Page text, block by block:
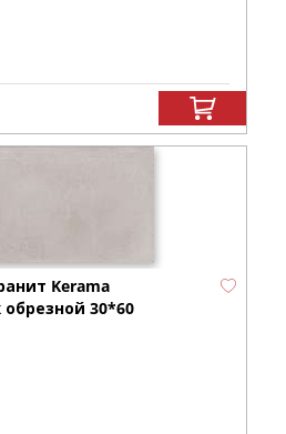
Kerama
30*60